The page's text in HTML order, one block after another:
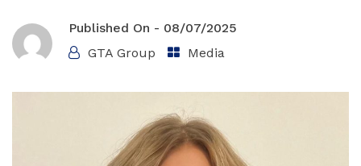
Published On - 08/07/2025
GTA Group
Media